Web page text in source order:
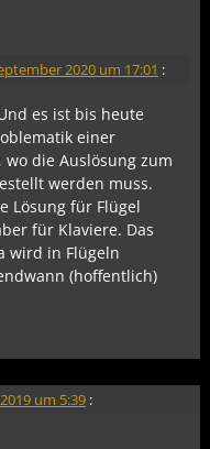
2020 um 17:01 :
es ist bis heute
einer
die Auslösung zum
werden muss.
Lösung für Flügel
für Klaviere. Das
wird in Flügeln
(hoffentlich)
um 5:39 :